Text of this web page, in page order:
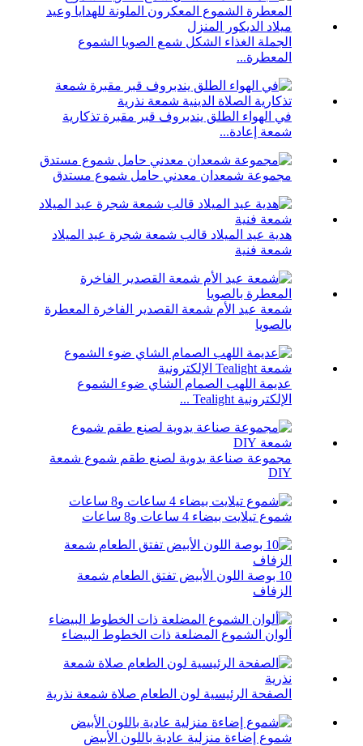
الجملة الغذاء الشكل شمع الصويا الشموع
المعطرة...
في الهواء الطلق يندبروف قبر مقبرة تذكارية
شمعة إعادة...
مجموعة شمعدان معدني حامل شموع مستدق
هدية عيد الميلاد قالب شمعة شجرة عيد الميلاد
شمعة فنية
شمعة عيد الأم شمعة القصدير الفاخرة المعطرة
بالصويا
عديمة اللهب الصمام الشاي ضوء الشموع
الإلكترونية Tealight ...
مجموعة صناعة يدوية لصنع طقم شموع شمعة
DIY
شموع تيلايت بيضاء 4 ساعات و8 ساعات
10 بوصة اللون الأبيض تفتق الطعام شمعة
الزفاف
ألوان الشموع المضلعة ذات الخطوط البيضاء
الصفحة الرئيسية لون الطعام صلاة شمعة نذرية
شموع إضاءة منزلية عادية باللون الأبيض